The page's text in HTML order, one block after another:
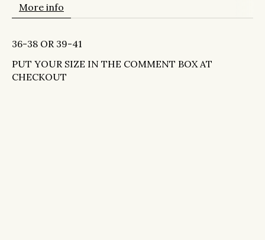
More info
36-38 OR 39-41
PUT YOUR SIZE IN THE COMMENT BOX AT
CHECKOUT